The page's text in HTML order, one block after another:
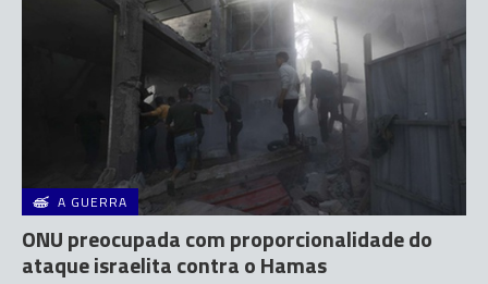
A GUERRA
ONU preocupada com proporcionalidade do
ataque israelita contra o Hamas